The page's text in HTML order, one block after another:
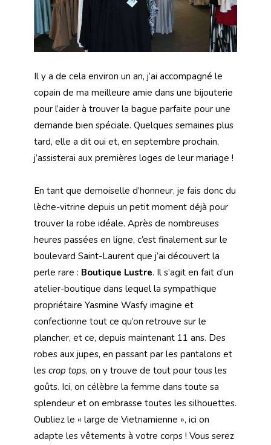
Il y a de cela environ un an, j’ai accompagné le
copain de ma meilleure amie dans une bijouterie
pour l’aider à trouver la bague parfaite pour une
demande bien spéciale. Quelques semaines plus
tard, elle a dit oui et, en septembre prochain,
j’assisterai aux premières loges de leur mariage !
En tant que demoiselle d’honneur, je fais donc du
lèche-vitrine depuis un petit moment déjà pour
trouver la robe idéale. Après de nombreuses
heures passées en ligne, c’est finalement sur le
boulevard Saint-Laurent que j’ai découvert la
perle rare : Boutique Lustre. Il s’agit en fait d’un
atelier-boutique dans lequel la sympathique
propriétaire Yasmine Wasfy imagine et
confectionne tout ce qu’on retrouve sur le
plancher, et ce, depuis maintenant 11 ans. Des
robes aux jupes, en passant par les pantalons et
les crop tops, on y trouve de tout pour tous les
goûts. Ici, on célèbre la femme dans toute sa
splendeur et on embrasse toutes les silhouettes.
Oubliez le « large de Vietnamienne », ici on
adapte les vêtements à votre corps ! Vous serez